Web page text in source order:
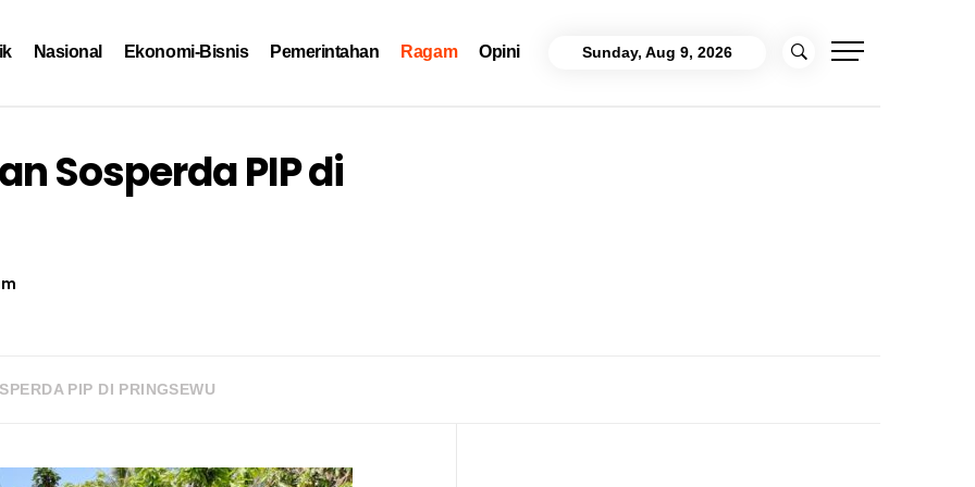
Nasional Ekonomi-Bisnis Pemerintahan Ragam Opini Sunday, Aug 9, 2026
Sosperda PIP di
PIP DI PRINGSEWU